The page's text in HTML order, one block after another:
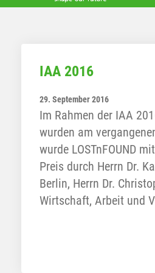
IAA 2016
29. September 2016
Im Rahmen der IAA
wurden am
wurde LOSTnFOUND
Preis durch Herrn Dr.
Berlin, Herrn Dr.
Wirtschaft, Arbeit und